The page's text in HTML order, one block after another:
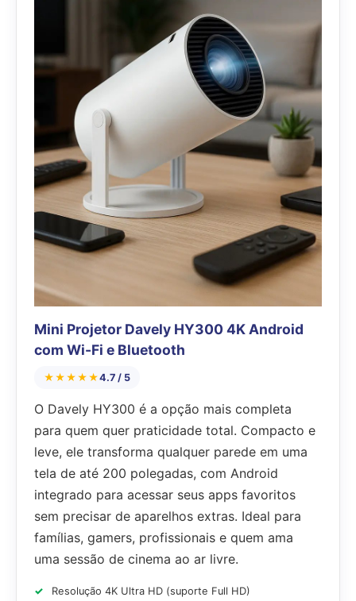
Mini Projetor Davely HY300 4K Android
com Wi-Fi e Bluetooth
★★★★★4.7 / 5
O Davely HY300 é a opção mais completa
para quem quer praticidade total. Compacto e
leve, ele transforma qualquer parede em uma
tela de até 200 polegadas, com Android
integrado para acessar seus apps favoritos
sem precisar de aparelhos extras. Ideal para
famílias, gamers, profissionais e quem ama
uma sessão de cinema ao ar livre.
Resolução 4K Ultra HD (suporte Full HD)